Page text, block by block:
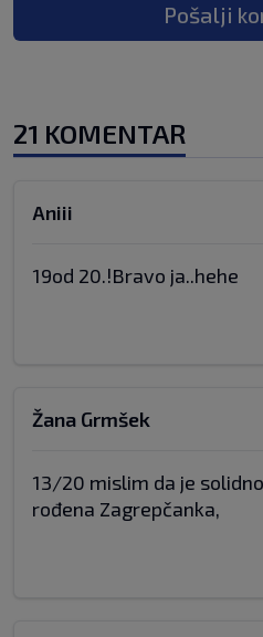
Pošalji
21 KOMENTAR
Aniii
19od 20.!Bravo ja..hehe
Žana Grmšek
13/20 mislim da je
rođena Zagrepčanka,